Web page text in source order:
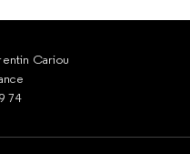
Cariou
74